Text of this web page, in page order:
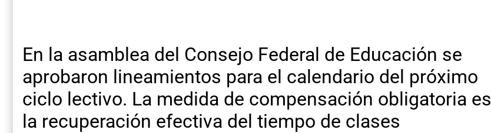
En la asamblea del Consejo Federal de Educación se
aprobaron lineamientos para el calendario del próximo
ciclo lectivo. La medida de compensación obligatoria es
la recuperación efectiva del tiempo de clases